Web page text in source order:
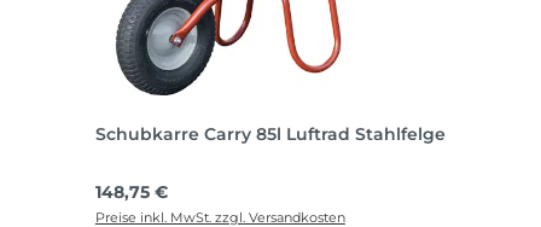
Schubkarre Carry 85l Luftrad Stahlfelge
Regulärer Preis:
148,75 €
Preise inkl. MwSt. zzgl. Versandkosten